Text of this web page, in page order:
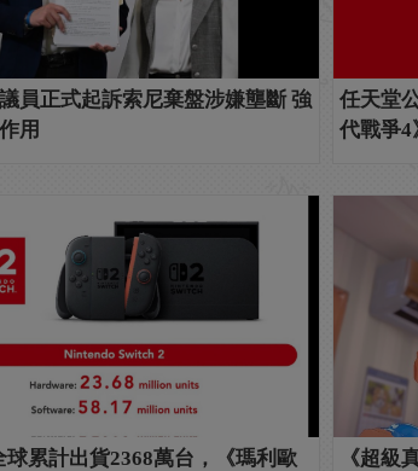
員正式起訴索尼棄盤涉嫌壟斷 強
用
任天堂
代戰爭4
球累計出貨2368萬台，《瑪利歐
《超級